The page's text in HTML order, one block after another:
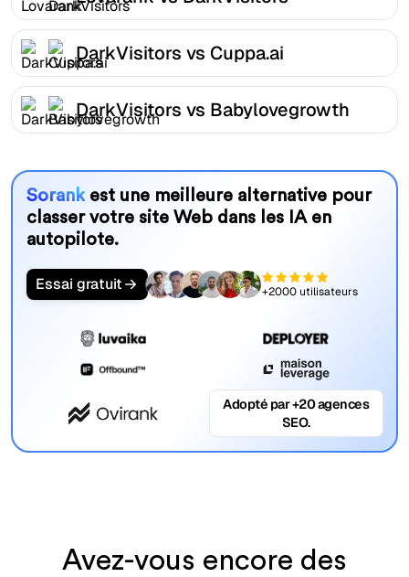
DarkVisitors vs Cuppa.ai
DarkVisitors vs Babylovegrowth
Sorankest une meilleure alternative pour
classer votre site Web dans les IA en
autopilote.
Essai gratuit +2000 utilisateurs
Adopté par +20 agences
SEO.
Avez-vous encore des